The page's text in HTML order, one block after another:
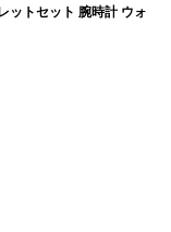
ットセット 腕時計 ウォ